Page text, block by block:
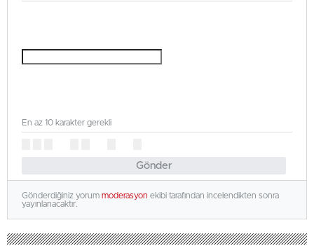
Gönder
En az 10 karakter gerekli
Gönderdiğiniz yorum moderasyon ekibi tarafından incelendikten sonra
yayınlanacaktır.